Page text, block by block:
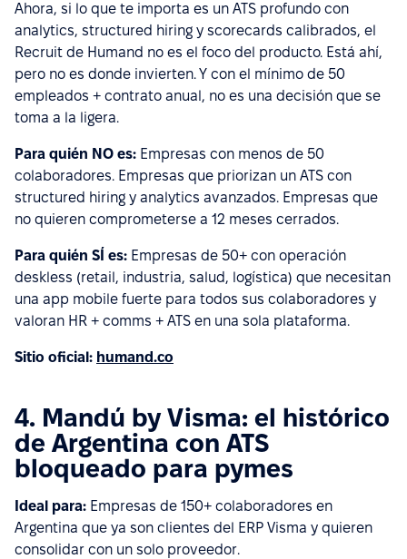
Ahora, si lo que te importa es un ATS profundo con
analytics, structured hiring y scorecards calibrados, el
Recruit de Humand no es el foco del producto. Está ahí,
pero no es donde invierten. Y con el mínimo de 50
empleados + contrato anual, no es una decisión que se
toma a la ligera.
Para quién NO es: Empresas con menos de 50
colaboradores. Empresas que priorizan un ATS con
structured hiring y analytics avanzados. Empresas que
no quieren comprometerse a 12 meses cerrados.
Para quién SÍ es: Empresas de 50+ con operación
deskless (retail, industria, salud, logística) que necesitan
una app mobile fuerte para todos sus colaboradores y
valoran HR + comms + ATS en una sola plataforma.
Sitio oficial: humand.co
4. Mandú by Visma: el histórico
de Argentina con ATS
bloqueado para pymes
Ideal para: Empresas de 150+ colaboradores en
Argentina que ya son clientes del ERP Visma y quieren
consolidar con un solo proveedor.